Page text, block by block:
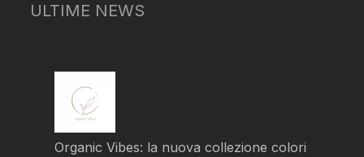
ULTIME NEWS
Organic Vibes: la nuova collezione colori